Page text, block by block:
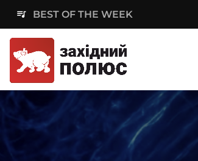
queue_music BEST OF THE WEEK